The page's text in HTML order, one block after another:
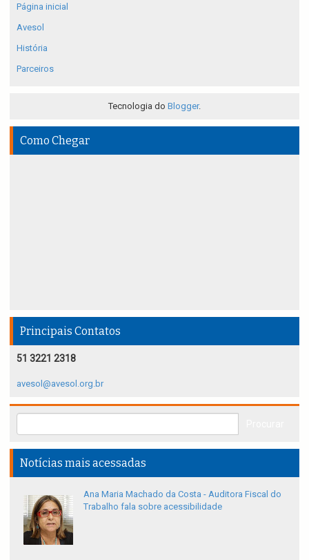
Página inicial
Avesol
História
Parceiros
Tecnologia do Blogger.
Como Chegar
Principais Contatos
51 3221 2318
avesol@avesol.org.br
Notícias mais acessadas
Ana Maria Machado da Costa - Auditora Fiscal do
Trabalho fala sobre acessibilidade